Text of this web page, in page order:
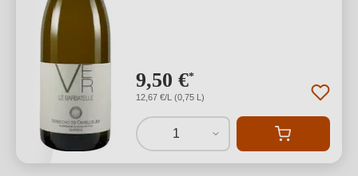
9,50 €*
12,67 €/L (0,75 L)
1